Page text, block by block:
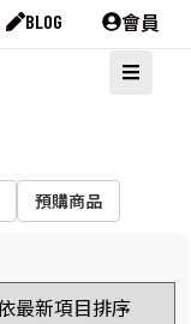
BLOG 會員
預購商品